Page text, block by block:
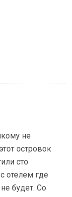
не
островок
сто
отелем где
будет. Со